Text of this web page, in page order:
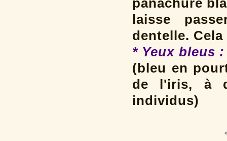
panachure
laisse
dentelle.
* Yeux bleus :
(bleu en
de l'iris, à
individus)